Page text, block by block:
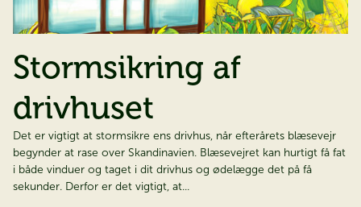
Stormsikring af
drivhuset
Det er vigtigt at stormsikre ens drivhus, når efterårets blæsevejr
begynder at rase over Skandinavien. Blæsevejret kan hurtigt få fat
i både vinduer og taget i dit drivhus og ødelægge det på få
sekunder. Derfor er det vigtigt, at...